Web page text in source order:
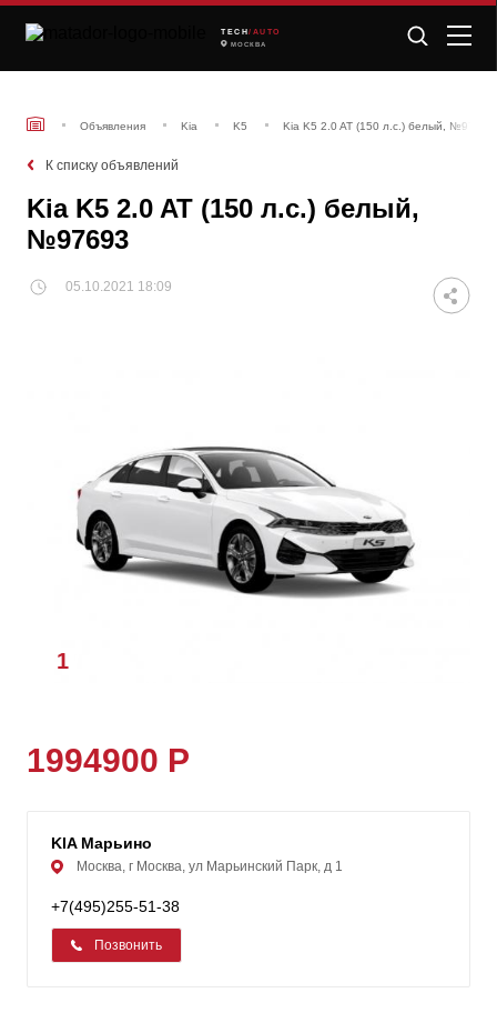
TECH /AUTO
МОСКВА
Объявления Kia K5 Kia K5 2.0 AT (150 л.с.) белый, №97693
К списку объявлений
Kia K5 2.0 AT (150 л.с.) белый,
№97693
05.10.2021 18:09
1
1994900 Р
KIA Марьино
Москва, г Москва, ул Марьинский Парк, д 1
+7(495)255-51-38
Позвонить